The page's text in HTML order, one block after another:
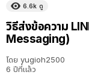
6.6k ดู
วิธีส่งข้อความ
Messaging)
โดย yugioh2500
6 ปีที่แล้ว